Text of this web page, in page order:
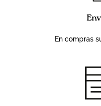
En compras